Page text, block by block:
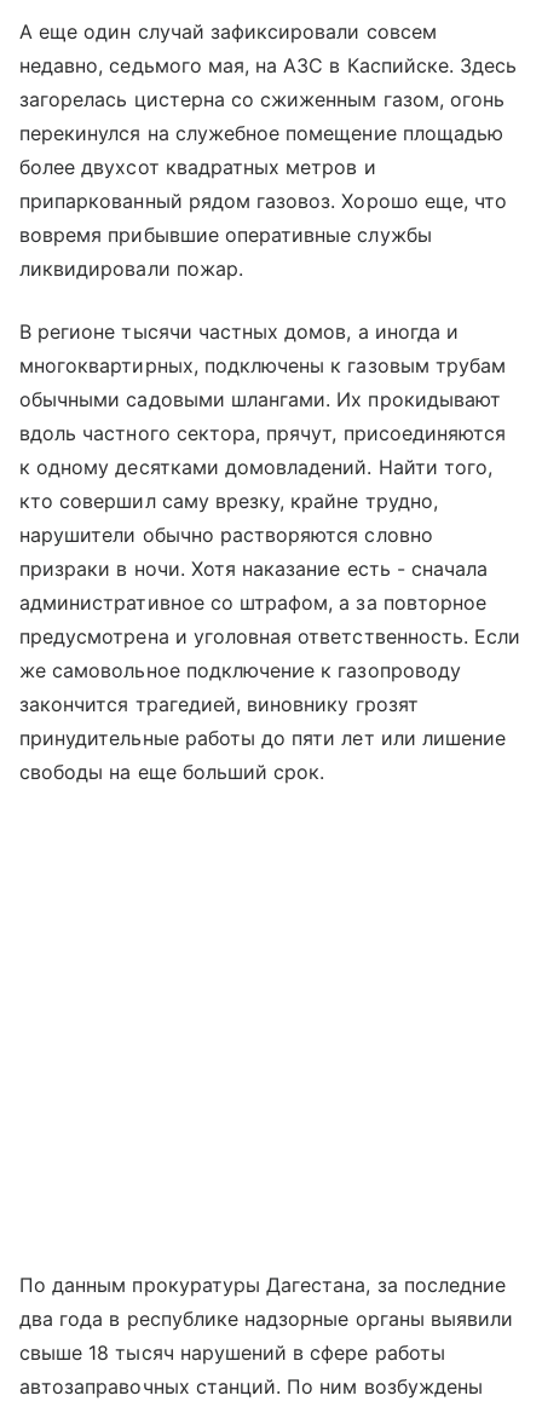
А еще один случай зафиксировали совсем
недавно, седьмого мая, на АЗС в Каспийске. Здесь
загорелась цистерна со сжиженным газом, огонь
перекинулся на служебное помещение площадью
более двухсот квадратных метров и
припаркованный рядом газовоз. Хорошо еще, что
вовремя прибывшие оперативные службы
ликвидировали пожар.
В регионе тысячи частных домов, а иногда и
многоквартирных, подключены к газовым трубам
обычными садовыми шлангами. Их прокидывают
вдоль частного сектора, прячут, присоединяются
к одному десятками домовладений. Найти того,
кто совершил саму врезку, крайне трудно,
нарушители обычно растворяются словно
призраки в ночи. Хотя наказание есть - сначала
административное со штрафом, а за повторное
предусмотрена и уголовная ответственность. Если
же самовольное подключение к газопроводу
закончится трагедией, виновнику грозят
принудительные работы до пяти лет или лишение
свободы на еще больший срок.
По данным прокуратуры Дагестана, за последние
два года в республике надзорные органы выявили
свыше 18 тысяч нарушений в сфере работы
автозаправочных станций. По ним возбуждены